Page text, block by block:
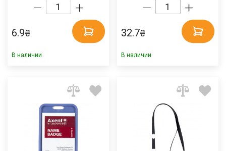
6.9₴
В наличии
32.7₴
В наличии